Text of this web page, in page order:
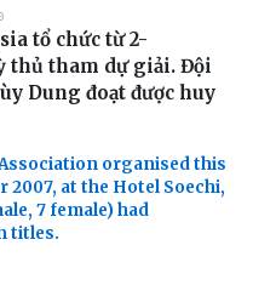
tổ chức từ 2-
thủ tham dự giải. Đội
Dung đoạt được huy
organised this
at the Hotel Soechi,
7 female) had
titles.